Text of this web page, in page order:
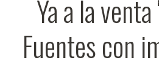
Ya a la
Fuentes con